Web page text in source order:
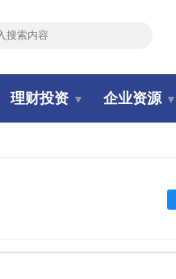
理财投资 ▼ 企业资源 ▼